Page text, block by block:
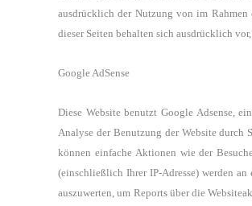
ausdrücklich der Nutzung von im
dieser Seiten behalten sich ausdrücklich
Google AdSense
Diese Website benutzt Google Adsense,
Analyse der Benutzung der Website durch
können einfache Aktionen wie der
(einschließlich Ihrer IP-Adresse) werden
auszuwerten, um Reports über die